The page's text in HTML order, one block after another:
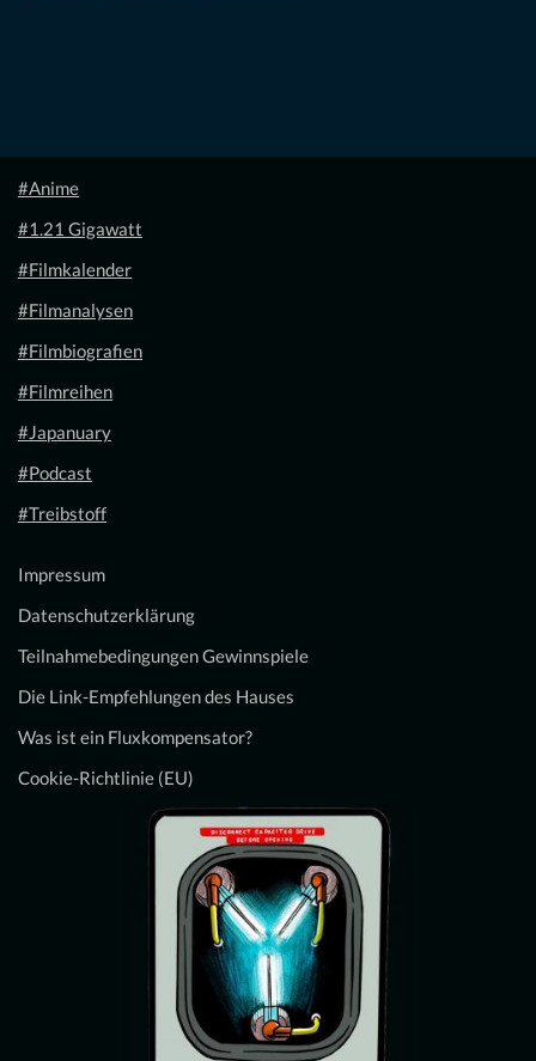
#Anime
#1.21 Gigawatt
#Filmkalender
#Filmanalysen
#Filmbiografien
#Filmreihen
#Japanuary
#Podcast
#Treibstoff
Impressum
Datenschutzerklärung
Teilnahmebedingungen Gewinnspiele
Die Link-Empfehlungen des Hauses
Was ist ein Fluxkompensator?
Cookie-Richtlinie (EU)